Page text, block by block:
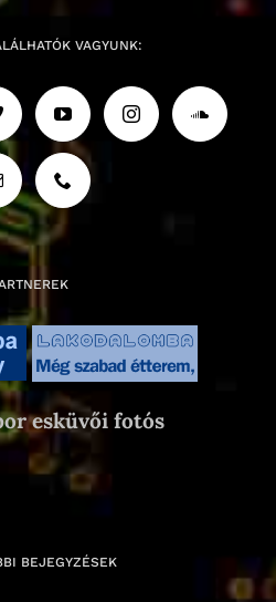
VAGYUNK:
esküvői fotós
BEJEGYZÉSEK